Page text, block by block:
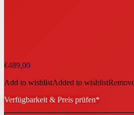
€489,00
Add to wishlistAdded to wishlist
Verfügbarkeit & Preis prüfen*